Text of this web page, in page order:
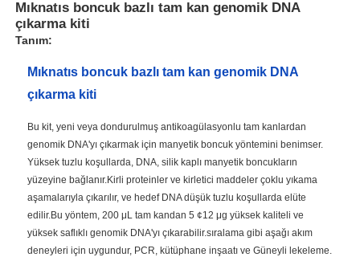
Mıknatıs boncuk bazlı tam kan genomik DNA
çıkarma kiti
Tanım:
Mıknatıs boncuk bazlı tam kan genomik DNA
çıkarma kiti
Bu kit, yeni veya dondurulmuş antikoagülasyonlu tam kanlardan
genomik DNA'yı çıkarmak için manyetik boncuk yöntemini benimser.
Yüksek tuzlu koşullarda, DNA, silik kaplı manyetik boncukların
yüzeyine bağlanır.Kirli proteinler ve kirletici maddeler çoklu yıkama
aşamalarıyla çıkarılır, ve hedef DNA düşük tuzlu koşullarda elüte
edilir.Bu yöntem, 200 μL tam kandan 5 ¢12 μg yüksek kaliteli ve
yüksek saflıklı genomik DNA'yı çıkarabilir.sıralama gibi aşağı akım
deneyleri için uygundur, PCR, kütüphane inşaatı ve Güneyli lekeleme.